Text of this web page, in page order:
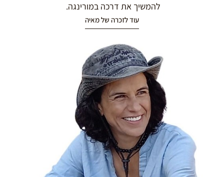
להמשיך את דרכה במורינגה.
עוד לזכרה של מאיה